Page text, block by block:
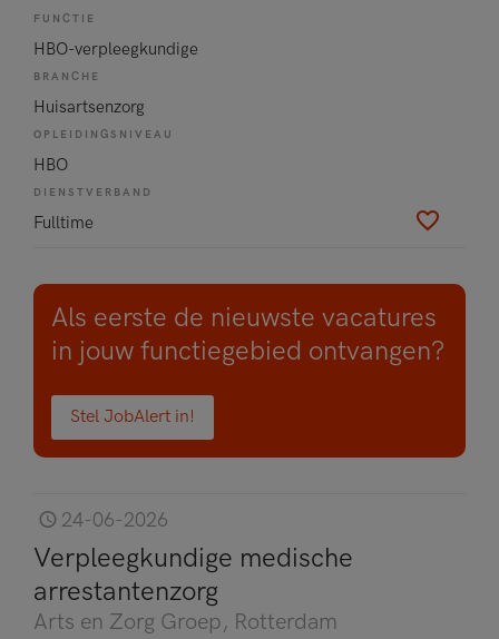
FUNCTIE
HBO-verpleegkundige
BRANCHE
Huisartsenzorg
OPLEIDINGSNIVEAU
HBO
DIENSTVERBAND
Fulltime
Als eerste de nieuwste vacatures
in jouw functiegebied ontvangen?
Stel JobAlert in!
24-06-2026
Verpleegkundige medische
arrestantenzorg
Arts en Zorg Groep, Rotterdam